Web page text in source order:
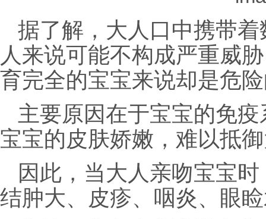
据了解，大人口中携带
人来说可能不构成严重威
育完全的宝宝来说却是危
主要原因在于宝宝的免
宝宝的皮肤娇嫩，难以抵
因此，当大人亲吻宝宝
结肿大、皮疹、咽炎、眼